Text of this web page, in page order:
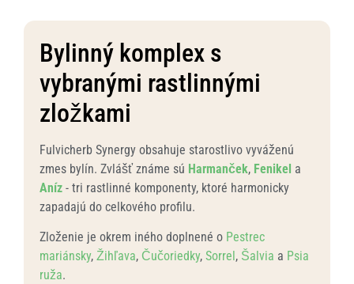
Bylinný komplex s
vybranými rastlinnými
zložkami
Fulvicherb Synergy obsahuje starostlivo vyváženú
zmes bylín. Zvlášť známe sú Harmanček, Fenikel a
Aníz - tri rastlinné komponenty, ktoré harmonicky
zapadajú do celkového profilu.
Zloženie je okrem iného doplnené o Pestrec
mariánsky, Žihľava, Čučoriedky, Sorrel , Šalvia a Psia
ruža.